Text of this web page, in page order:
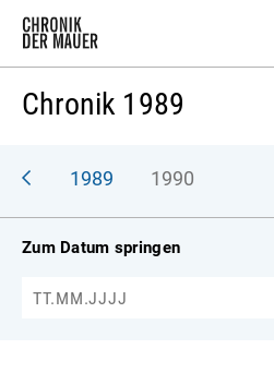
Chronik 1989
1989 1990
Zum Datum springen